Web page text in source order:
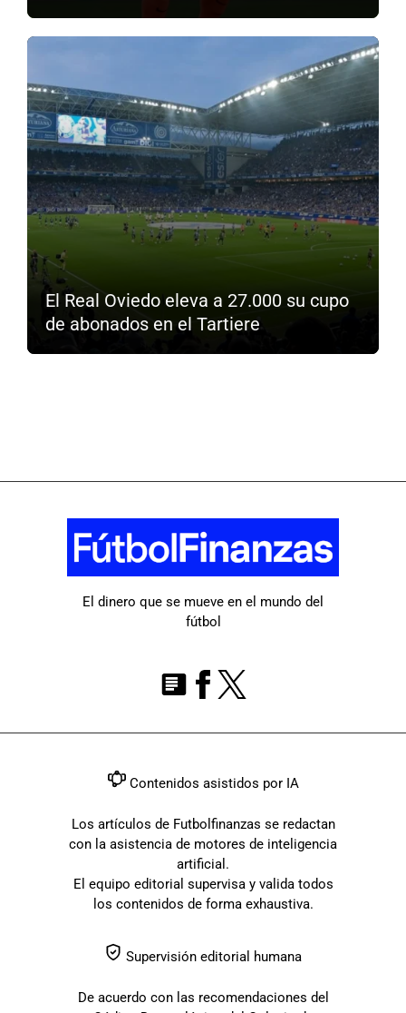
El Real Oviedo eleva a 27.000 su cupo
de abonados en el Tartiere
El dinero que se mueve en el mundo del
fútbol
Contenidos asistidos por IA
Los artículos de Futbolfinanzas se redactan
con la asistencia de motores de inteligencia
artificial.
El equipo editorial supervisa y valida todos
los contenidos de forma exhaustiva.
Supervisión editorial humana
De acuerdo con las recomendaciones del